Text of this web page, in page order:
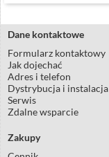
Dane kontaktowe
Formularz kontaktowy
Jak dojechać
Adres i telefon
Dystrybucja i instalacja
Serwis
Zdalne wsparcie
Zakupy